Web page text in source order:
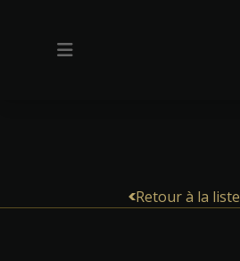
Retour à la liste